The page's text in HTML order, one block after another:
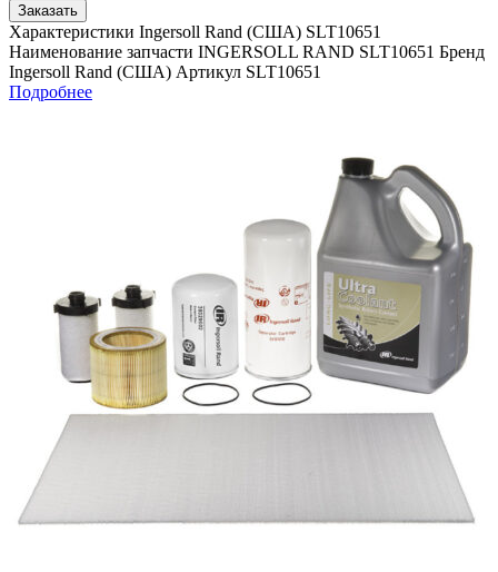
Заказать
Характеристики Ingersoll Rand (США) SLT10651
Наименование запчасти INGERSOLL RAND SLT10651 Бренд
Ingersoll Rand (США) Артикул SLT10651
Подробнее